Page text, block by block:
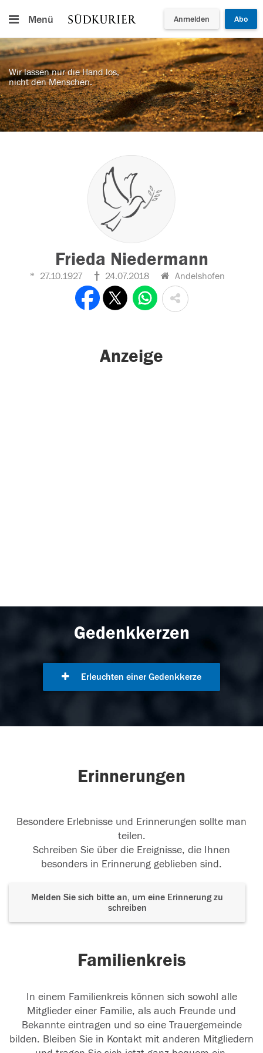
Menü Anmelden Abo
Wir lassen nur die Hand los,
nicht den Menschen.
Frieda Niedermann
27.10.1927 24.07.2018 Andelshofen
Anzeige
Gedenkkerzen
Erleuchten einer Gedenkkerze
Erinnerungen
Besondere Erlebnisse und Erinnerungen sollte man
teilen.
Schreiben Sie über die Ereignisse, die Ihnen
besonders in Erinnerung geblieben sind.
Melden Sie sich bitte an, um eine Erinnerung zu
schreiben
Familienkreis
In einem Familienkreis können sich sowohl alle
Mitglieder einer Familie, als auch Freunde und
Bekannte eintragen und so eine Trauergemeinde
bilden. Bleiben Sie in Kontakt mit anderen Mitgliedern